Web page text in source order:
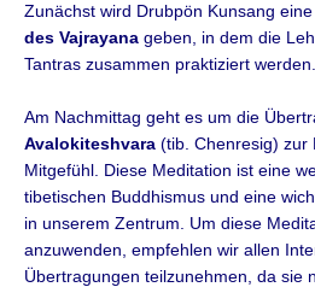
Zunächst wird Drubpön Kunsang
des Vajrayana geben, in dem die
Tantras zusammen praktiziert werden.
Am Nachmittag geht es um die
Avalokiteshvara (tib. Chenresig) zur
Mitgefühl. Diese Meditation ist eine
tibetischen Buddhismus und eine
in unserem Zentrum. Um diese
anzuwenden, empfehlen wir allen
Übertragungen teilzunehmen, da sie